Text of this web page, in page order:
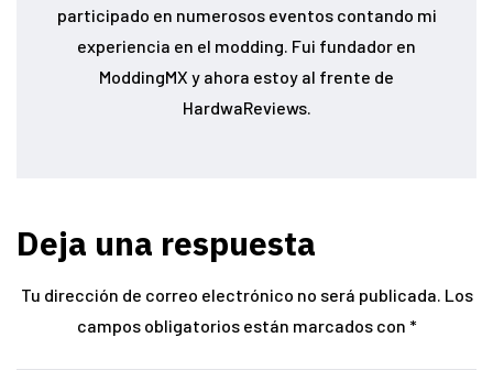
participado en numerosos eventos contando mi
experiencia en el modding. Fui fundador en
ModdingMX y ahora estoy al frente de
HardwaReviews.
Deja una respuesta
Tu dirección de correo electrónico no será publicada. Los
campos obligatorios están marcados con *